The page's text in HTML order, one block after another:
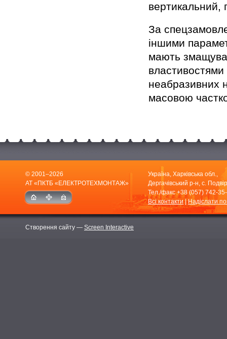
вертикальний,
За
іншими
мають
неабразивних
масовою
© 2001–2026
АТ «ПКТБ «ЕЛЕКТРОТЕХМОНТАЖ»
Створення сайту — Screen Interactive
Україна, Харківська обл.,
Дергачівський р-н, с.
Тел./факс+38 (057) 742-
Всі контакти|Надіслати